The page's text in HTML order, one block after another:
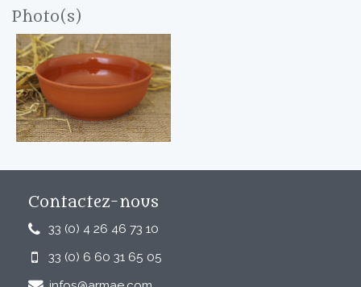
Photo(s)
Contactez-nous
33 (0) 4 26 46 73 10
33 (0) 6 60 31 65 05